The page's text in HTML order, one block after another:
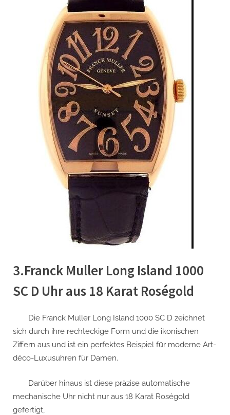
3.Franck Muller Long Island 1000
SC D Uhr aus 18 Karat Roségold
Die Franck Muller Long Island 1000 SC D zeichnet
sich durch ihre rechteckige Form und die ikonischen
Ziffern aus und ist ein perfektes Beispiel für moderne Art-
déco-Luxusuhren für Damen.
Darüber hinaus ist diese präzise automatische
mechanische Uhr nicht nur aus 18 Karat Roségold
gefertigt,